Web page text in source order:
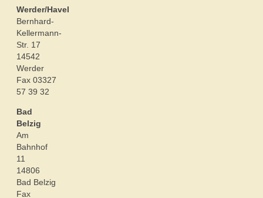
Werder/Havel
Bernhard-
Kellermann-
Str. 17
14542
Werder
Fax 03327
57 39 32
Bad
Belzig
Am
Bahnhof
11
14806
Bad Belzig
Fax